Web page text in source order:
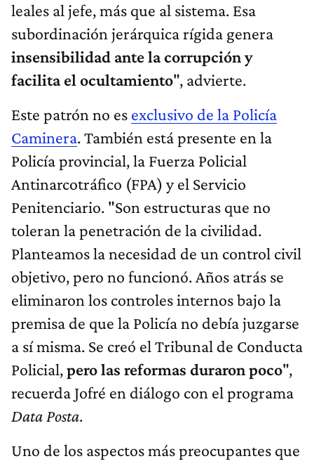
leales al jefe, más que al sistema. Esa
subordinación jerárquica rígida genera
insensibilidad ante la corrupción y
facilita el ocultamiento", advierte.
Este patrón no es exclusivo de la Policía
Caminera. También está presente en la
Policía provincial, la Fuerza Policial
Antinarcotráfico (FPA) y el Servicio
Penitenciario. "Son estructuras que no
toleran la penetración de la civilidad.
Planteamos la necesidad de un control civil
objetivo, pero no funcionó. Años atrás se
eliminaron los controles internos bajo la
premisa de que la Policía no debía juzgarse
a sí misma. Se creó el Tribunal de Conducta
Policial,pero las reformas duraron poco",
recuerda Jofré en diálogo con el programa
Data Posta.
Uno de los aspectos más preocupantes que